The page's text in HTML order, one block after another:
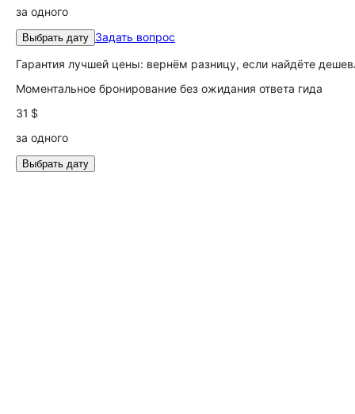
за одного
Выбрать дату Задать вопрос
Гарантия лучшей цены: вернём разницу, если найдёте
Моментальное бронирование без ожидания ответа гида
31 $
за одного
Выбрать дату